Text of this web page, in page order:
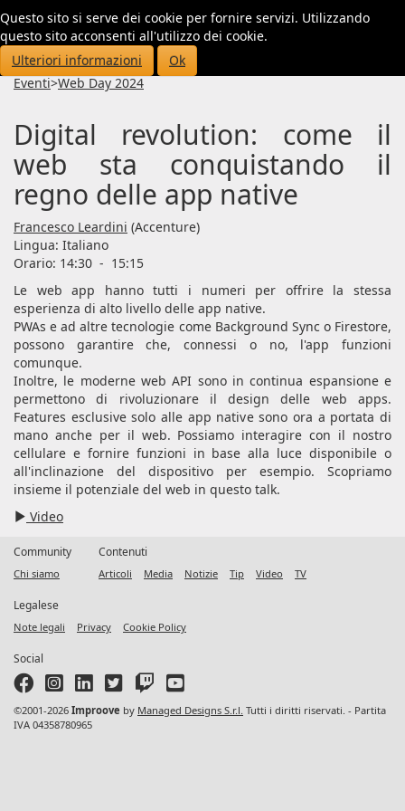
Questo sito si serve dei cookie per fornire servizi. Utilizzando
questo sito acconsenti all'utilizzo dei cookie.
Ulteriori informazioni
Ok
Eventi>Web Day 2024
Digital revolution: come il
web sta conquistando il
regno delle app native
Francesco Leardini (Accenture)
Lingua: Italiano
Orario: 14:30 - 15:15
Le web app hanno tutti i numeri per offrire la stessa
esperienza di alto livello delle app native.
PWAs e ad altre tecnologie come Background Sync o Firestore,
possono garantire che, connessi o no, l'app funzioni
comunque.
Inoltre, le moderne web API sono in continua espansione e
permettono di rivoluzionare il design delle web apps.
Features esclusive solo alle app native sono ora a portata di
mano anche per il web. Possiamo interagire con il nostro
cellulare e fornire funzioni in base alla luce disponibile o
all'inclinazione del dispositivo per esempio. Scopriamo
insieme il potenziale del web in questo talk.
Video
Community
Chi siamo
Contenuti
Articoli Media Notizie Tip Video TV
Legalese
Note legali Privacy Cookie Policy
Social
©2001-2026 Improove by Managed Designs S.r.l. Tutti i diritti riservati. - Partita
IVA 04358780965